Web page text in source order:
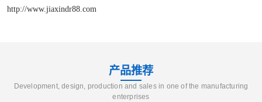
http://www.jiaxindr88.com
产品推荐
Development, design, production and sales in one of the manufacturing
enterprises